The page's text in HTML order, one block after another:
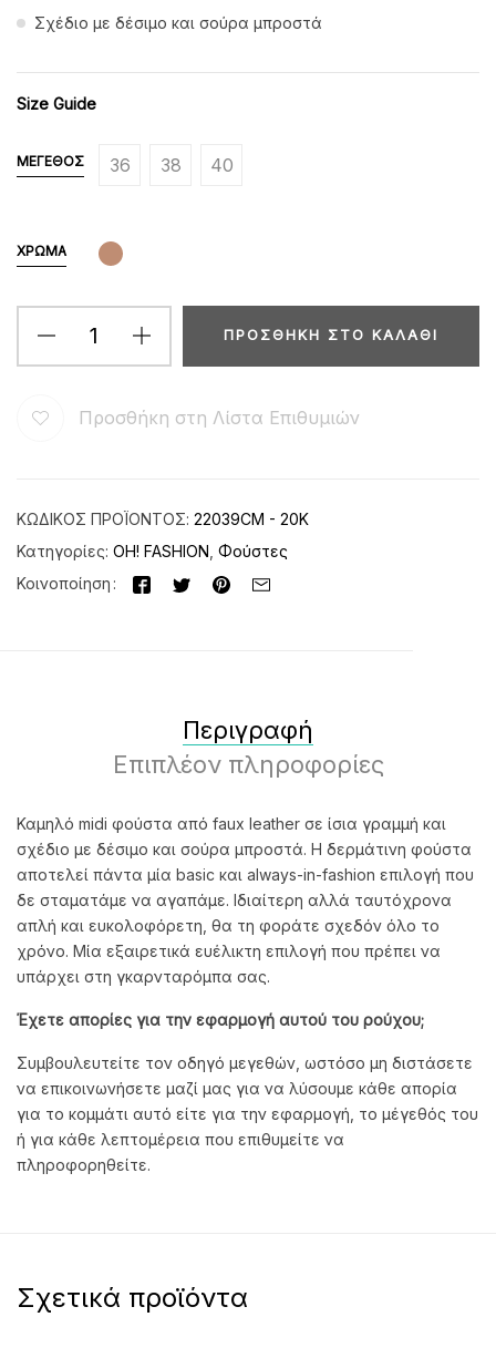
Σχέδιο με δέσιμο και σούρα μπροστά
Size Guide
ΜΈΓΕΘΟΣ 36 38 40
ΧΡΏΜΑ
ΠΡΟΣΘΉΚΗ ΣΤΟ ΚΑΛΆΘΙ
Προσθήκη στη Λίστα Επιθυμιών
ΚΩΔΙΚΌΣ ΠΡΟΪΌΝΤΟΣ: 22039CM - 20K
Κατηγορίες: OH! FASHION Φούστες
Κοινοποίηση
Περιγραφή
Επιπλέον πληροφορίες
Καμηλό midi φούστα από faux leather σε ίσια γραμμή και
σχέδιο με δέσιμο και σούρα μπροστά. Η δερμάτινη φούστα
αποτελεί πάντα μία basic και always-in-fashion επιλογή που
δε σταματάμε να αγαπάμε. Ιδιαίτερη αλλά ταυτόχρονα
απλή και ευκολοφόρετη, θα τη φοράτε σχεδόν όλο το
χρόνο. Μία εξαιρετικά ευέλικτη επιλογή που πρέπει να
υπάρχει στη γκαρνταρόμπα σας.
Έχετε απορίες για την εφαρμογή αυτού του ρούχου;
Συμβουλευτείτε τον οδηγό μεγεθών, ωστόσο μη διστάσετε
να επικοινωνήσετε μαζί μας για να λύσουμε κάθε απορία
για το κομμάτι αυτό είτε για την εφαρμογή, το μέγεθός του
ή για κάθε λεπτομέρεια που επιθυμείτε να
πληροφορηθείτε.
Σχετικά προϊόντα